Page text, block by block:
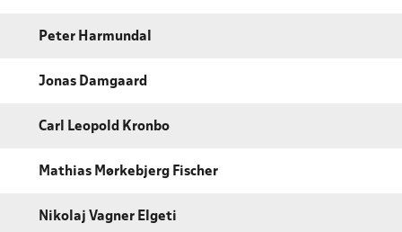
Peter Harmundal
Jonas Damgaard
Carl Leopold Kronbo
Mathias Mørkebjerg Fischer
Nikolaj Vagner Elgeti